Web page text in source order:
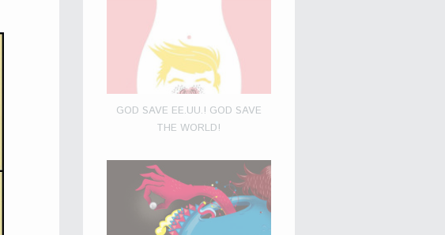
GOD SAVE EE.UU.! GOD SAVE
THE WORLD!